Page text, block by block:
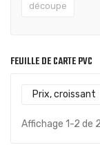
découpe
FEUILLE DE CARTE PVC
Prix, croissant
Affichage 1-2 de